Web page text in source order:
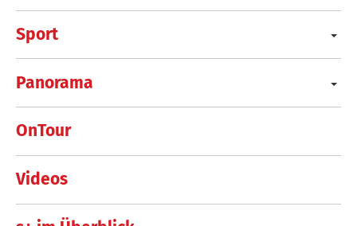
Sport
Panorama
OnTour
Videos